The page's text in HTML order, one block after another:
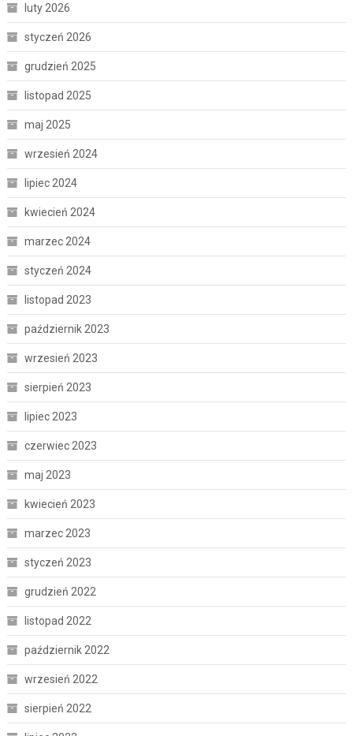
luty 2026
styczeń 2026
grudzień 2025
listopad 2025
maj 2025
wrzesień 2024
lipiec 2024
kwiecień 2024
marzec 2024
styczeń 2024
listopad 2023
październik 2023
wrzesień 2023
sierpień 2023
lipiec 2023
czerwiec 2023
maj 2023
kwiecień 2023
marzec 2023
styczeń 2023
grudzień 2022
listopad 2022
październik 2022
wrzesień 2022
sierpień 2022